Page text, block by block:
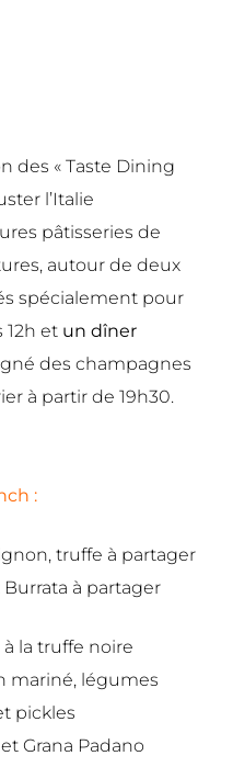
des « Taste Dining
l’Italie
pâtisseries de
autour de deux
spécialement pour
12h et un dîner
des champagnes
à partir de 19h30.
:
truffe à partager
à partager
à la truffe noire
mariné, légumes
pickles
Grana Padano